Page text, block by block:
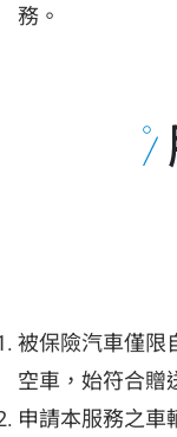
務。
被保險汽車僅限
空車，始符合贈
申請本服務之車